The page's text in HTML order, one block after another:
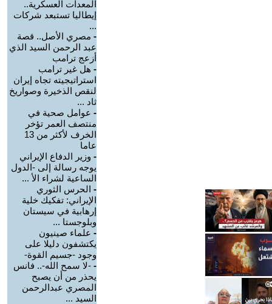
المعدات العسكرية..
إيطاليا تستبعد شركات
...
- مصري الأصل.. قصة
عبد الرحمن السيد الذي
أزعج ترامب
- هل غير ترامب
استراتيجيته تجاه إيران
لنقص الذخيرة وصواريخ
ثاد ...
- عوامل صحية في
منتصف العمر تؤخر
الخرف لأكثر من 13
عاما
- وزير الدفاع الإيراني
يوجه رسالة إلى -الدول
الساعية لشراء الأ ...
- الحرس الثوري
الإيراني: تفكيك خلية
إرهابية في سيستان
وبلوجستا ...
- علماء صينيون
يكتشفون دليلا على
وجود -جسيم القوة-
- -لا سمح الله-.. فانس
يحذر من أن يصبح
المصري عبدالرحمن
السيد ...